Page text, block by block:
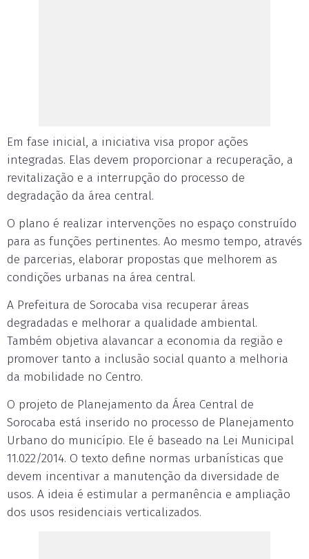
Em fase inicial, a iniciativa visa propor ações
integradas. Elas devem proporcionar a recuperação, a
revitalização e a interrupção do processo de
degradação da área central.
O plano é realizar intervenções no espaço construído
para as funções pertinentes. Ao mesmo tempo, através
de parcerias, elaborar propostas que melhorem as
condições urbanas na área central.
A Prefeitura de Sorocaba visa recuperar áreas
degradadas e melhorar a qualidade ambiental.
Também objetiva alavancar a economia da região e
promover tanto a inclusão social quanto a melhoria
da mobilidade no Centro.
O projeto de Planejamento da Área Central de
Sorocaba está inserido no processo de Planejamento
Urbano do município. Ele é baseado na Lei Municipal
11.022/2014. O texto define normas urbanísticas que
devem incentivar a manutenção da diversidade de
usos. A ideia é estimular a permanência e ampliação
dos usos residenciais verticalizados.